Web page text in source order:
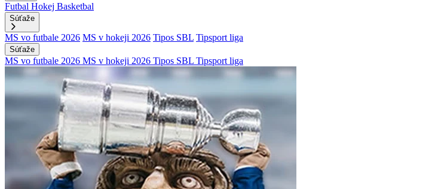
Futbal Hokej Basketbal
Súťaže
MS vo futbale 2026 MS v hokeji 2026 Tipos SBL Tipsport liga
Súťaže
MS vo futbale 2026 MS v hokeji 2026 Tipos SBL Tipsport liga